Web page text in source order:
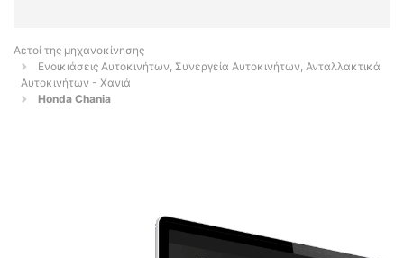
Αετοί της μηχανοκίνησης
Ενοικιάσεις Αυτοκινήτων, Συνεργεία Αυτοκινήτων, Ανταλλακτικά
Αυτοκινήτων - Χανιά
Honda Chania